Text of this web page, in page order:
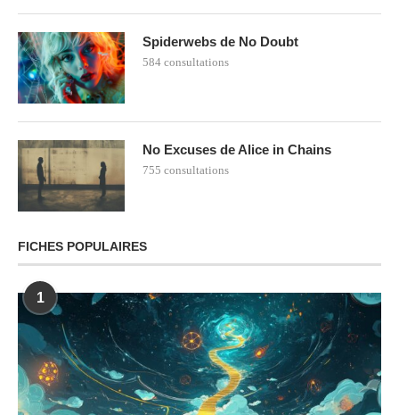
Spiderwebs de No Doubt
584 consultations
No Excuses de Alice in Chains
755 consultations
FICHES POPULAIRES
1